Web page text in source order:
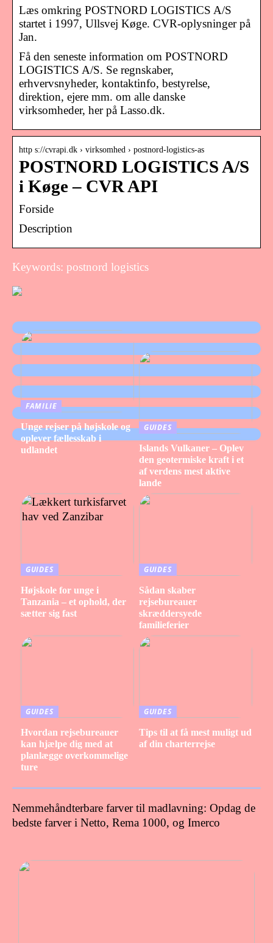
Læs omkring POSTNORD LOGISTICS A/S
startet i 1997, Ullsvej Køge. CVR-oplysninger på
Jan.
Få den seneste information om POSTNORD
LOGISTICS A/S. Se regnskaber,
erhvervsnyheder, kontaktinfo, bestyrelse,
direktion, ejere mm. om alle danske
virksomheder, her på Lasso.dk.
http s://cvrapi.dk › virksomhed › postnord-logistics-as
POSTNORD LOGISTICS A/S
i Køge – CVR API
Forside
Description
Keywords: postnord logistics
FAMILIE
Unge rejser på højskole og
oplever fællesskab i
udlandet
GUIDES
Islands Vulkaner – Oplev
den geotermiske kraft i et
af verdens mest aktive
lande
GUIDES
Højskole for unge i
Tanzania – et ophold, der
sætter sig fast
GUIDES
Sådan skaber
rejsebureauer
skræddersyede
familieferier
GUIDES
Hvordan rejsebureauer
kan hjælpe dig med at
planlægge overkommelige
ture
GUIDES
Tips til at få mest muligt ud
af din charterrejse
Nemmehåndterbare farver til madlavning: Opdag de
bedste farver i Netto, Rema 1000, og Imerco